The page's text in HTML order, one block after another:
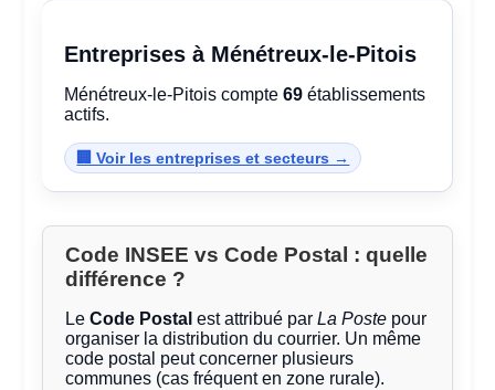
Entreprises à Ménétreux-le-Pitois
Ménétreux-le-Pitois compte69 établissements
actifs.
🏢 Voir les entreprises et secteurs →
Code INSEE vs Code Postal : quelle
différence ?
LeCode Postal est attribué parLa Poste pour
organiser la distribution du courrier. Un même
code postal peut concerner plusieurs
communes (cas fréquent en zone rurale).